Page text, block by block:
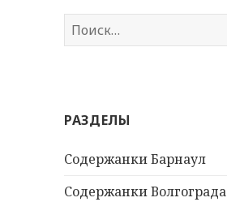
Н
а
:РАЗДЕЛЫ
Содержанки Барнаул
Содержанки Волгограда